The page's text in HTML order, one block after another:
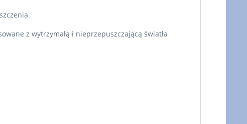
z wytrzymałą i nieprzepuszczającą światła